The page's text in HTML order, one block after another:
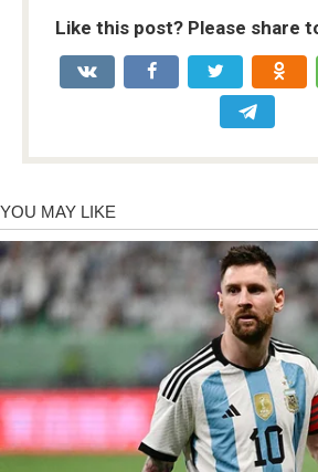
Like this post? Please share